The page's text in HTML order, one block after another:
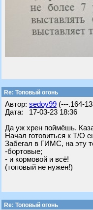
Re: Топовый огонь
Автор: sedoy99 (---.164-
Дата: 17-03-23 18:36
Да уж хрен поймёшь.
Начал готовиться к Т/О
Забегал в ГИМС, на эту
-бортовые;
- и кормовой и всё!
(топовый не нужен!)
Re: Топовый огонь